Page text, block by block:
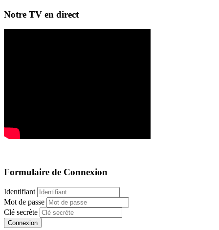
Notre TV en direct
Formulaire de Connexion
Identifiant
Mot de passe
Clé secrète
Connexion